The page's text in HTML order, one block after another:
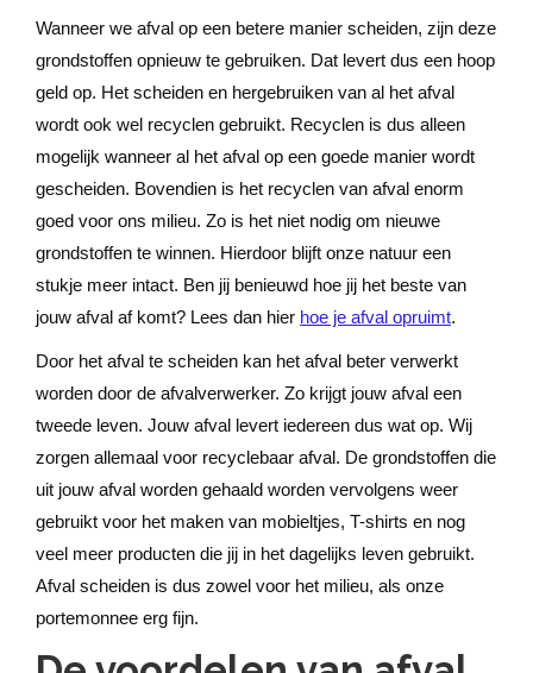
Wanneer we afval op een betere manier scheiden, zijn deze
grondstoffen opnieuw te gebruiken. Dat levert dus een hoop
geld op. Het scheiden en hergebruiken van al het afval
wordt ook wel recyclen gebruikt. Recyclen is dus alleen
mogelijk wanneer al het afval op een goede manier wordt
gescheiden. Bovendien is het recyclen van afval enorm
goed voor ons milieu. Zo is het niet nodig om nieuwe
grondstoffen te winnen. Hierdoor blijft onze natuur een
stukje meer intact. Ben jij benieuwd hoe jij het beste van
jouw afval af komt? Lees dan hier hoe je afval opruimt.
Door het afval te scheiden kan het afval beter verwerkt
worden door de afvalverwerker. Zo krijgt jouw afval een
tweede leven. Jouw afval levert iedereen dus wat op. Wij
zorgen allemaal voor recyclebaar afval. De grondstoffen die
uit jouw afval worden gehaald worden vervolgens weer
gebruikt voor het maken van mobieltjes, T-shirts en nog
veel meer producten die jij in het dagelijks leven gebruikt.
Afval scheiden is dus zowel voor het milieu, als onze
portemonnee erg fijn.